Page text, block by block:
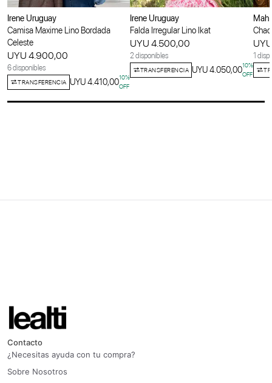
Irene Uruguay
Camisa Maxime Lino Bordada
Celeste
UYU 4.900,00
6 disponibles
TRANSFERENCIA UYU 4.410,0010%
OFF
Irene Uruguay
Falda Irregular Lino Ikat
UYU 4.500,00
2 disponibles
TRANSFERENCIA UYU 4.050,0010%
OFF
1
Contacto
¿Necesitas ayuda con tu compra?
Sobre Nosotros